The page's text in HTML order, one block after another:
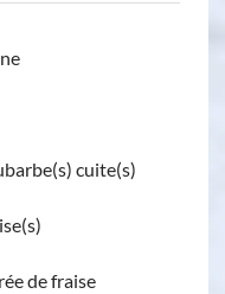
cuite(s)
de fraise